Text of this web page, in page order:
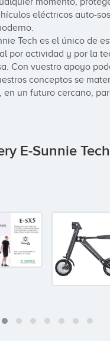
eléctricos auto-
Tech es el único de
por actividad y por la
Con vuestro apoyo
conceptos se
en un futuro cercano,
E-Sunnie Tech